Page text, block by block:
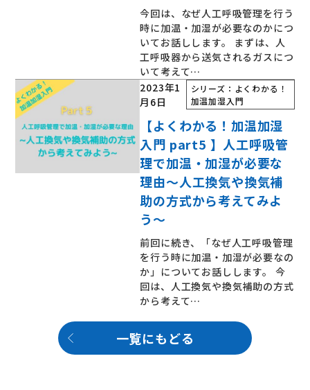
今回は、なぜ人工呼吸管理を行う
時に加温・加湿が必要なのかにつ
いてお話しします。 まずは、人
工呼吸器から送気されるガスにつ
いて考えて…
2023年1
月6日
シリーズ：よくわかる！
加温加湿入門
【よくわかる！加温加湿
入門 part5 】人工呼吸管
理で加温・加湿が必要な
理由～人工換気や換気補
助の方式から考えてみよ
う～
前回に続き、「なぜ人工呼吸管理
を行う時に加温・加湿が必要なの
か」についてお話しします。 今
回は、人工換気や換気補助の方式
から考えて…
一覧にもどる